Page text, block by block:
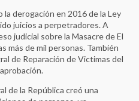
la derogación en 2016 de la Ley
juicios a perpetradores. A
judicial sobre la Masacre de El
más de mil personas. También
de Reparación de Victimas del
de la República creó una